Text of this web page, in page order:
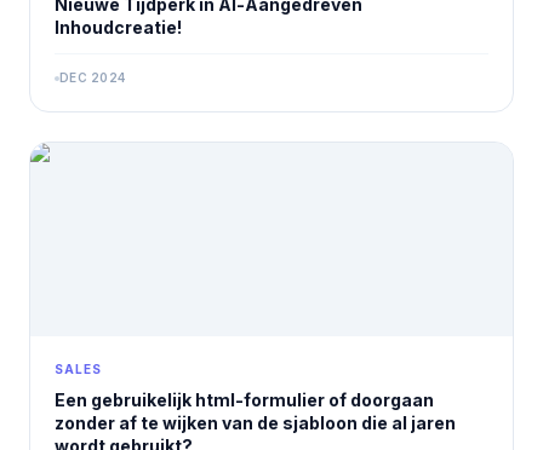
Nieuwe Tijdperk in AI-Aangedreven
Inhoudcreatie!
DEC 2024
SALES
Een gebruikelijk html-formulier of doorgaan
zonder af te wijken van de sjabloon die al jaren
wordt gebruikt?